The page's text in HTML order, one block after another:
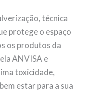
técnica
protege o espaço
os produtos da
ANVISA e
toxicidade,
estar para a sua